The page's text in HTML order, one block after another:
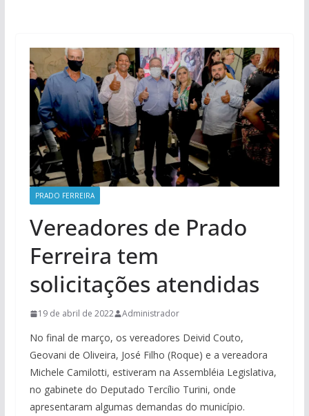
PRADO FERREIRA
Vereadores de Prado
Ferreira tem
solicitações atendidas
19 de abril de 2022 Administrador
No final de março, os vereadores Deivid Couto,
Geovani de Oliveira, José Filho (Roque) e a vereadora
Michele Camilotti, estiveram na Assembléia Legislativa,
no gabinete do Deputado Tercílio Turini, onde
apresentaram algumas demandas do município.